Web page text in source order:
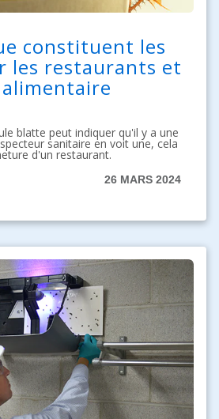
constituent les
les restaurants et
blatte peut indiquer qu'il y a une
sanitaire en voit une, cela
d'un restaurant.
26 MARS 2024